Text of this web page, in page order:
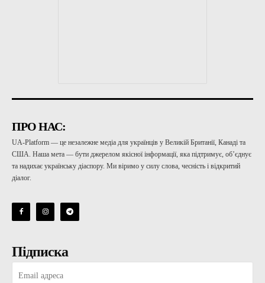
ПРО НАС:
UA-Platform — це незалежне медіа для українців у Великій Британії, Канаді та
США. Наша мета — бути джерелом якісної інформації, яка підтримує, об’єднує
та надихає українську діаспору. Ми віримо у силу слова, чесність і відкритий
діалог.
Підписка